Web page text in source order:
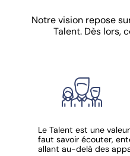
Notre vision repose
Talent. Dès lors,
Le Talent est une
faut savoir écouter,
allant au-delà des